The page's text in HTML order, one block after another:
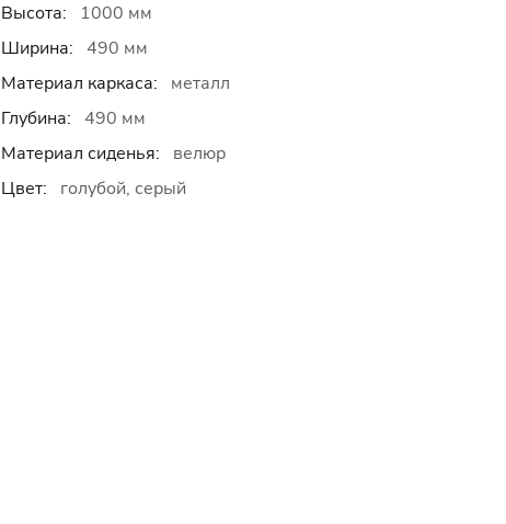
Высота:
1000 мм
Ширина: 490 мм
Материал каркаса:
металл
Глубина: 490 мм
Материал сиденья:
велюр
Цвет:
голубой, серый